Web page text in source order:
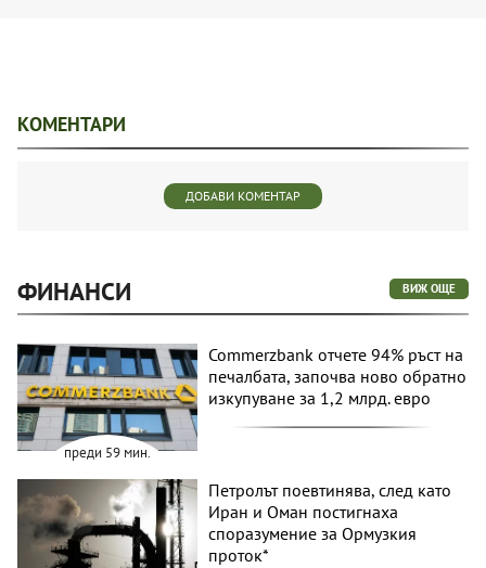
КОМЕНТАРИ
ДОБАВИ КОМЕНТАР
ФИНАНСИ ВИЖ ОЩЕ
преди 59 мин.
Commerzbank отчете 94% ръст на
печалбата, започва ново обратно
изкупуване за 1,2 млрд. евро
Петролът поевтинява, след като
Иран и Оман постигнаха
споразумение за Ормузкия
проток*